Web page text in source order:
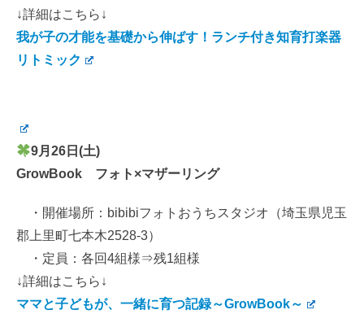
↓詳細はこちら↓
我が子の才能を基礎から伸ばす！ランチ付き知育打楽器
リトミック
9月26日(土)
GrowBook フォト×マザーリング
・開催場所：bibibiフォトおうちスタジオ（埼玉県児玉
郡上里町七本木2528-3）
・定員：各回4組様⇒残1組様
↓詳細はこちら↓
ママと子どもが、一緒に育つ記録～GrowBook～